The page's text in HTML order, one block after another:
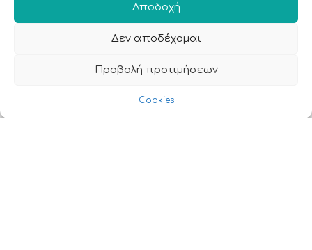
Αποδοχή
Δεν αποδέχομαι
Προβολή προτιμήσεων
Cookies
Πληροφορίες
Τρόποι αποστολής
Τρόποι πληρωμής